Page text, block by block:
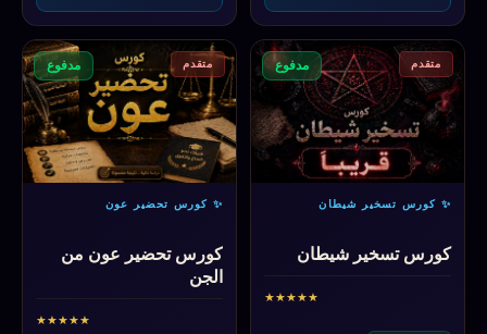
متقدم مدفوع
✨ كورس تسخير شيطان
كورس تسخير شيطان
★
★
★
★
★
متقدم مدفوع
✨ كورس تحضير عون
كورس تحضير عون من
الجن
★
★
★
★
★